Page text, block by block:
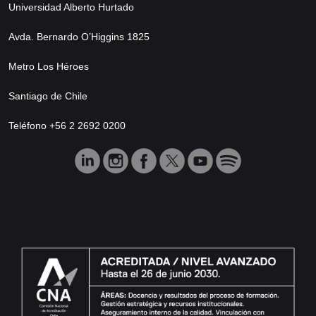
Universidad Alberto Hurtado
Avda. Bernardo O’Higgins 1825
Metro Los Héroes
Santiago de Chile
Teléfono +56 2 2692 0200